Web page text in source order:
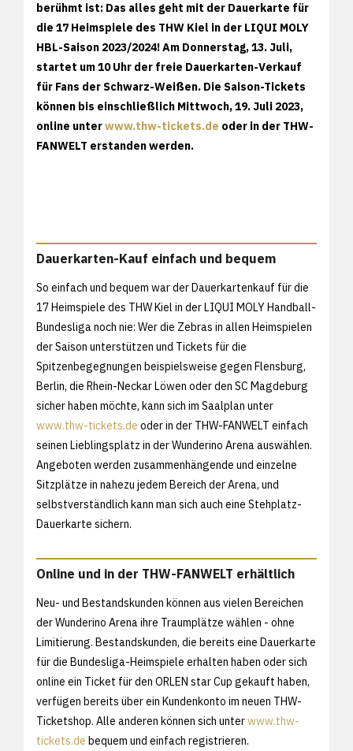
berühmt ist: Das alles geht mit der Dauerkarte für
die 17 Heimspiele des THW Kiel in der LIQUI MOLY
HBL-Saison 2023/2024! Am Donnerstag, 13. Juli,
startet um 10 Uhr der freie Dauerkarten-Verkauf
für Fans der Schwarz-Weißen. Die Saison-Tickets
können bis einschließlich Mittwoch, 19. Juli 2023,
online unterwww.thw-tickets.de oder in der THW-
FANWELT erstanden werden.
Dauerkarten-Kauf einfach und bequem
So einfach und bequem war der Dauerkartenkauf für die
17 Heimspiele des THW Kiel in der LIQUI MOLY Handball-
Bundesliga noch nie: Wer die Zebras in allen Heimspielen
der Saison unterstützen und Tickets für die
Spitzenbegegnungen beispielsweise gegen Flensburg,
Berlin, die Rhein-Neckar Löwen oder den SC Magdeburg
sicher haben möchte, kann sich im Saalplan unter
www.thw-tickets.de oder in der THW-FANWELT einfach
seinen Lieblingsplatz in der Wunderino Arena auswählen.
Angeboten werden zusammenhängende und einzelne
Sitzplätze in nahezu jedem Bereich der Arena, und
selbstverständlich kann man sich auch eine Stehplatz-
Dauerkarte sichern.
Online und in der THW-FANWELT erhältlich
Neu- und Bestandskunden können aus vielen Bereichen
der Wunderino Arena ihre Traumplätze wählen - ohne
Limitierung. Bestandskunden, die bereits eine Dauerkarte
für die Bundesliga-Heimspiele erhalten haben oder sich
online ein Ticket für den ORLEN star Cup gekauft haben,
verfügen bereits über ein Kundenkonto im neuen THW-
Ticketshop. Alle anderen können sich unterwww.thw-
tickets.de bequem und einfach registrieren.